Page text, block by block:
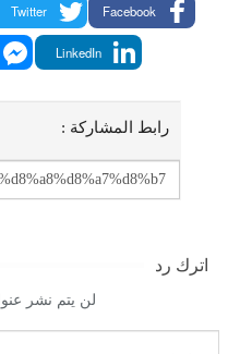
Facebook
Twitter
LinkedIn
رابط المشاركة :
اترك رد
لن يتم نشر